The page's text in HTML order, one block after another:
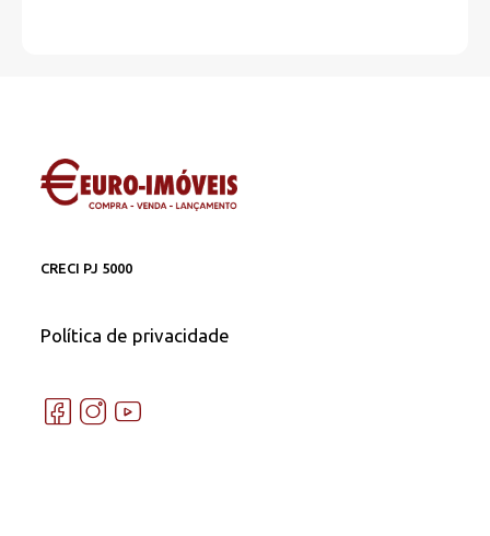
CRECI PJ 5000
Política de privacidade